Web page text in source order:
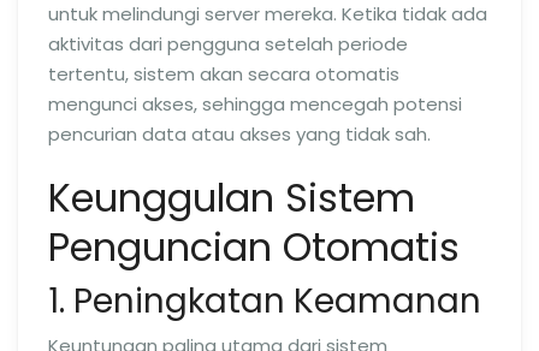
untuk melindungi server mereka. Ketika tidak ada
aktivitas dari pengguna setelah periode
tertentu, sistem akan secara otomatis
mengunci akses, sehingga mencegah potensi
pencurian data atau akses yang tidak sah.
Keunggulan Sistem
Penguncian Otomatis
1. Peningkatan Keamanan
Keuntungan paling utama dari sistem